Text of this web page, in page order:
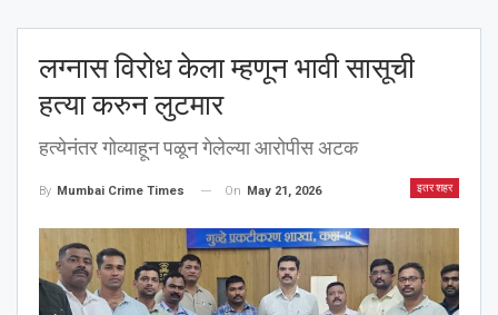
लग्नास विरोध केला म्हणून भावी सासूची
हत्या करुन लुटमार
हत्येनंतर गोव्याहून पळून गेलेल्या आरोपीस अटक
इतर शहर
By Mumbai Crime Times On May 21, 2026